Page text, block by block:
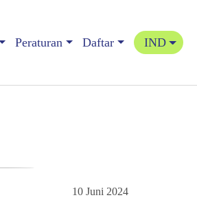
Peraturan Daftar IND
10 Juni 2024